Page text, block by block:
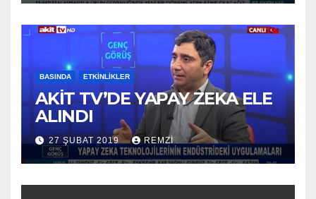
BASINDA ETKINLIKLER
AKİT TV’DE YAPAY ZEKA ELE
ALINDI
27 ŞUBAT 2019 REMZI